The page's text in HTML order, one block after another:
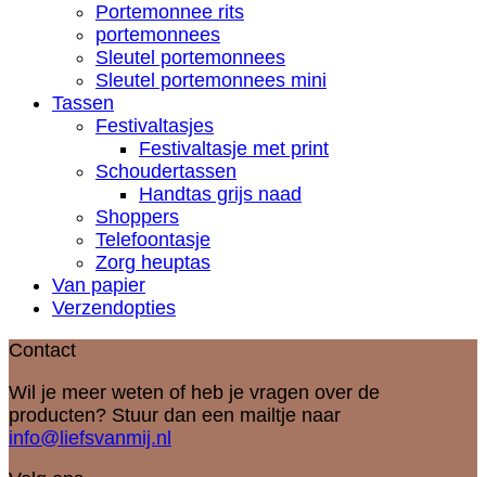
Portemonnee rits
portemonnees
Sleutel portemonnees
Sleutel portemonnees mini
Tassen
Festivaltasjes
Festivaltasje met print
Schoudertassen
Handtas grijs naad
Shoppers
Telefoontasje
Zorg heuptas
Van papier
Verzendopties
Contact
Wil je meer weten of heb je vragen over de
producten? Stuur dan een mailtje naar
info@liefsvanmij.nl